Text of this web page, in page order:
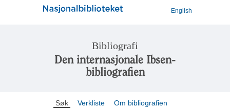
English
Bibliografi
Den internasjonale Ibsen-
bibliografien
Søk Verkliste Om bibliografien